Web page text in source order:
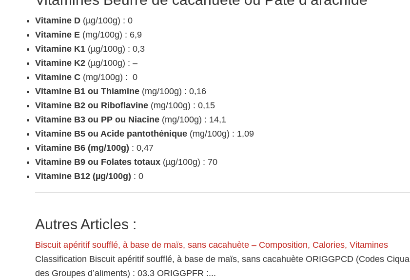
Vitamine D (µg/100g) : 0
Vitamine E (mg/100g) : 6,9
Vitamine K1 (µg/100g) : 0,3
Vitamine K2 (µg/100g) : –
Vitamine C (mg/100g) : 0
Vitamine B1 ou Thiamine (mg/100g) : 0,16
Vitamine B2 ou Riboflavine (mg/100g) : 0,15
Vitamine B3 ou PP ou Niacine (mg/100g) : 14,1
Vitamine B5 ou Acide pantothénique (mg/100g) : 1,09
Vitamine B6 (mg/100g) : 0,47
Vitamine B9 ou Folates totaux (µg/100g) : 70
Vitamine B12 (µg/100g) : 0
Autres Articles :
Biscuit apéritif soufflé, à base de maïs, sans cacahuète – Composition, Calories, Vitamines
Classification Biscuit apéritif soufflé, à base de maïs, sans cacahuète ORIGGPCD (Codes Ciqual
des Groupes d’aliments) : 03.3 ORIGGPFR :...